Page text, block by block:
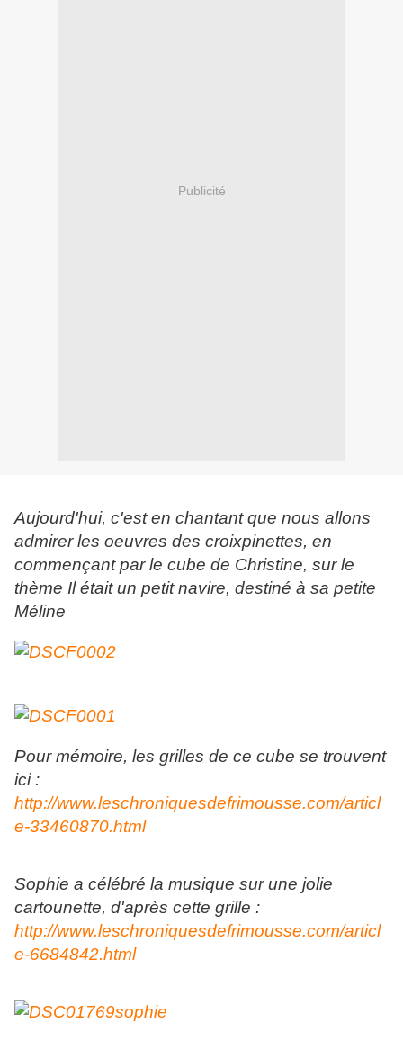
Publicité
Aujourd'hui, c'est en chantant que nous allons
admirer les oeuvres des croixpinettes, en
commençant par le cube de Christine, sur le
thème Il était un petit navire, destiné à sa petite
Méline
Pour mémoire, les grilles de ce cube se trouvent
ici :
http://www.leschroniquesdefrimousse.com/articl
e-33460870.html
Sophie a célébré la musique sur une jolie
cartounette, d'après cette grille :
http://www.leschroniquesdefrimousse.com/articl
e-6684842.html